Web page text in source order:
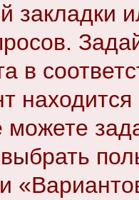
в
находится